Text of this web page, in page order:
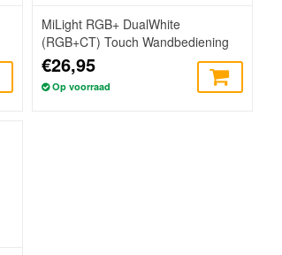
MiLight RGB+ DualWhite
(RGB+CT) Touch Wandbediening
Opbouw, 4-zones, RF, 2xAAA
€26,95
Op voorraad